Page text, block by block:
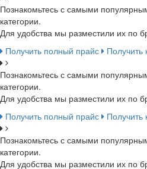
Познакомьтесь с самыми
категории.
Для удобства мы разместили их по
Получить полный прайс
Получить
Познакомьтесь с самыми
категории.
Для удобства мы разместили их по
Получить полный прайс
Получить
Познакомьтесь с самыми
категории.
Для удобства мы разместили их по